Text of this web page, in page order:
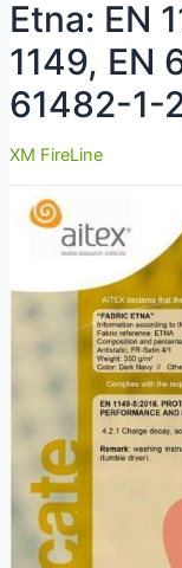
Etna: EN
1149, EN
61482-1-
XM FireLine